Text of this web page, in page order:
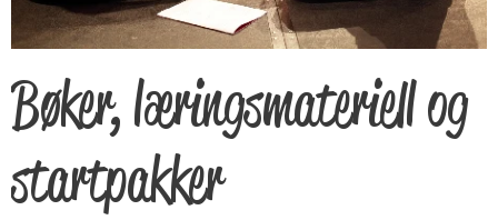
Bøker, læringsmateriell og
startpakker